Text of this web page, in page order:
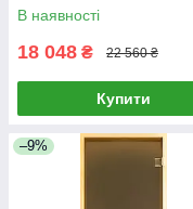
В наявності
18 048 ₴ 22 560 ₴
Купити
–9%